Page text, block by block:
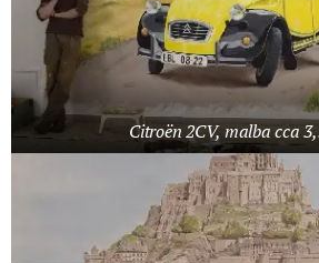
Citroën 2CV, malba cca